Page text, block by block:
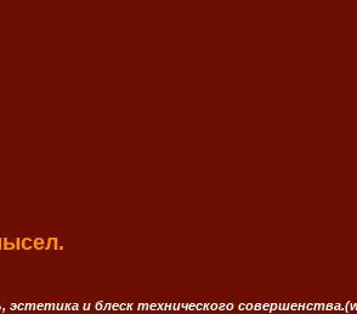
и блеск технического